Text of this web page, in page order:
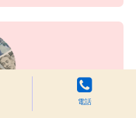
電話